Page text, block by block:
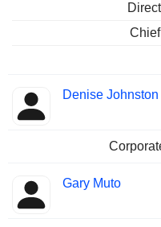
Denise Johnston
Gary Muto